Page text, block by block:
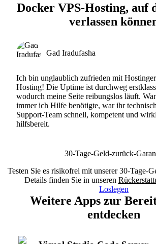
Docker VPS-Hosting, auf
verlassen
Gad Iradufasha
Ich bin unglaublich zufrieden mit
Hosting! Die Uptime ist durchweg
wodurch meine Seite reibungslos läuft.
immer ich Hilfe benötigte, war ihr
Support-Team schnell, kompetent und
hilfsbereit.
30-Tage-Geld-zurück-
Testen Sie es risikofrei mit unserer 30-Tage-
Details finden Sie in unseren
Loslegen
Weitere Apps zur
entdecken